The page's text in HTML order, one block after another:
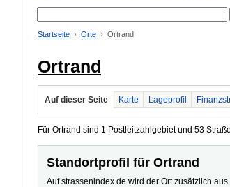
Startseite Orte Ortrand
Ortrand
Auf dieser Seite Karte Lageprofil
Für Ortrand sind 1 Postleitzahlgebiet und 53
Standortprofil für Ortrand
Auf strassenindex.de wird der Ort zusätzlich